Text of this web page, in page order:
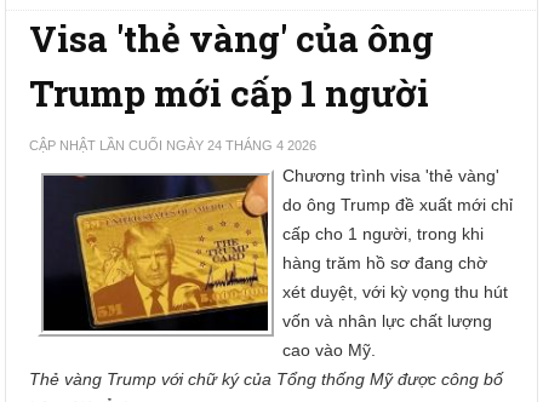
Visa 'thẻ vàng' của ông
Trump mới cấp 1 người
CẬP NHẬT LẦN CUỐI NGÀY 24 THÁNG 4 2026
Chương trình visa 'thẻ vàng'
do ông Trump đề xuất mới chỉ
cấp cho 1 người, trong khi
hàng trăm hồ sơ đang chờ
xét duyệt, với kỳ vọng thu hút
vốn và nhân lực chất lượng
cao vào Mỹ.
Thẻ vàng Trump với chữ ký của Tổng thống Mỹ được công bố